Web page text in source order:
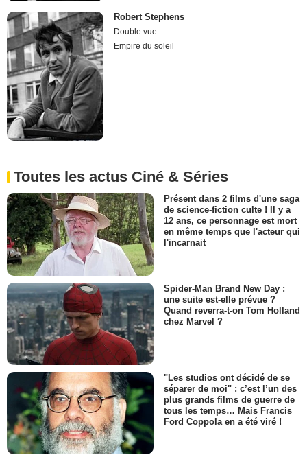
Robert Stephens
Double vue
Empire du soleil
Toutes les actus Ciné & Séries
Présent dans 2 films d'une saga
de science-fiction culte ! Il y a
12 ans, ce personnage est mort
en même temps que l'acteur qui
l'incarnait
Spider-Man Brand New Day :
une suite est-elle prévue ?
Quand reverra-t-on Tom Holland
chez Marvel ?
"Les studios ont décidé de se
séparer de moi" : c’est l’un des
plus grands films de guerre de
tous les temps… Mais Francis
Ford Coppola en a été viré !